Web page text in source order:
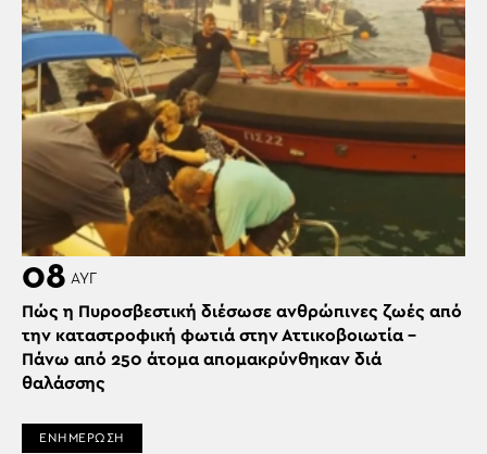
08 ΑΥΓ
Πώς η Πυροσβεστική διέσωσε ανθρώπινες ζωές από
την καταστροφική φωτιά στην Αττικοβοιωτία –
Πάνω από 250 άτομα απομακρύνθηκαν διά
θαλάσσης
ΕΝΗΜΕΡΩΣΗ